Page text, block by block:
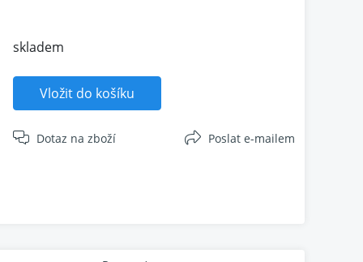
skladem
Vložit do košíku
Dotaz na zboží Poslat e-mailem